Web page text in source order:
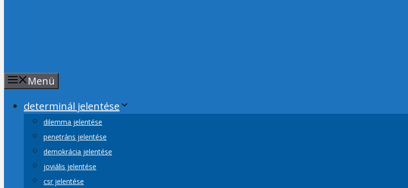
Menü
determinál jelentése
dilemma jelentése
penetráns jelentése
demokrácia jelentése
joviális jelentése
csr jelentése